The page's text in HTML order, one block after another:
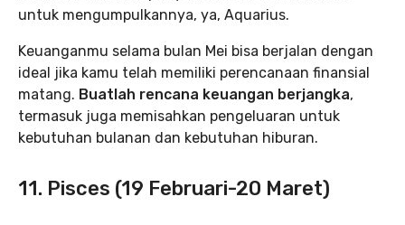
untuk mengumpulkannya, ya, Aquarius.
Keuanganmu selama bulan Mei bisa berjalan dengan
ideal jika kamu telah memiliki perencanaan finansial
matang. Buatlah rencana keuangan berjangka,
termasuk juga memisahkan pengeluaran untuk
kebutuhan bulanan dan kebutuhan hiburan.
11. Pisces (19 Februari-20 Maret)